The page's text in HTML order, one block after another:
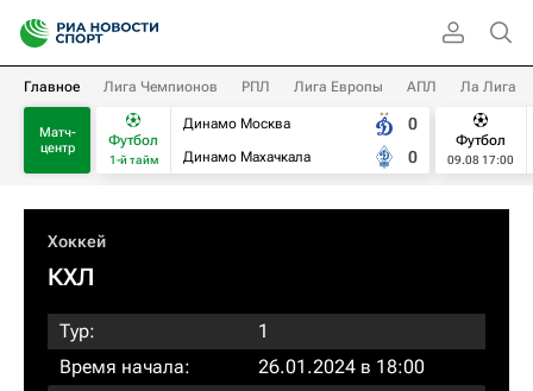
Главное Лига Чемпионов РПЛ Лига Европы АПЛ Ла Лига
Матч-
центр
Футбол
1-й тайм
Динамо Москва
Динамо Махачкала
0
0
Футбол
09.08 17:00
Хоккей
КХЛ
Тур:
1
Время начала:
26.01.2024 в 18:00